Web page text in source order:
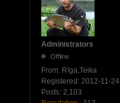
Administrators
Offline
From: Rīga,Teika
Registered: 2012-11-24
Posts: 2,103